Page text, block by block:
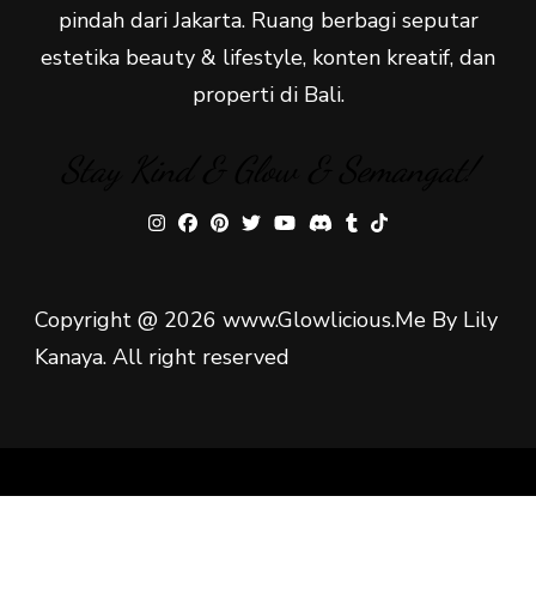
pindah dari Jakarta. Ruang berbagi seputar
estetika beauty & lifestyle, konten kreatif, dan
properti di Bali.
Copyright @ 2026 www.Glowlicious.Me By Lily
Kanaya. All right reserved